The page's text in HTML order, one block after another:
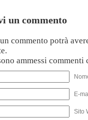
un commento
commento potrà
ammessi commenti
E-
Sito